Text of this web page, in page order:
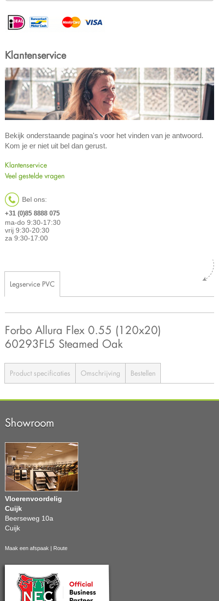
Klantenservice
Bekijk onderstaande pagina's voor het vinden van je antwoord.
Kom je er niet uit bel dan gerust.
Klantenservice
Veel gestelde vragen
Bel ons:
+31 (0)85 8888 075
ma-do 9:30-17:30
vrij 9:30-20:30
za 9:30-17:00
Legservice PVC
Forbo Allura Flex 0.55 (120x20)
60293FL5 Steamed Oak
Product specificaties Omschrijving Bestellen
Showroom
Vloerenvoordelig
Cuijk
Beerseweg 10a
Cuijk
Maak een afspaak | Route